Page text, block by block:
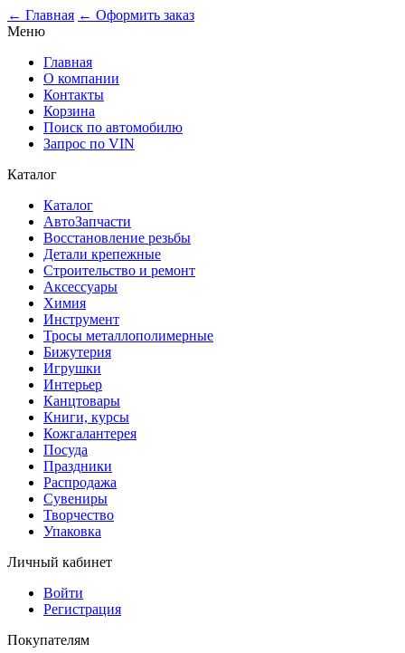
← Главная ← Оформить заказ
Меню
Главная
О компании
Контакты
Корзина
Поиск по автомобилю
Запрос по VIN
Каталог
Каталог
АвтоЗапчасти
Восстановление резьбы
Детали крепежные
Строительство и ремонт
Аксессуары
Химия
Инструмент
Тросы металлополимерные
Бижутерия
Игрушки
Интерьер
Канцтовары
Книги, курсы
Кожгалантерея
Посуда
Праздники
Распродажа
Сувениры
Творчество
Упаковка
Личный кабинет
Войти
Регистрация
Покупателям